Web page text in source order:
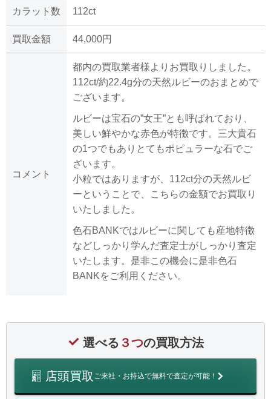
カラット数 112ct
買取金額 44,000円
コメント
都内の買取業者様よりお買取りしました。
112ct/約22.4g分の天然ルビーのおまとめで
ございます。
ルビーは宝石の”女王”とも呼ばれており、
美しい鮮やかな赤色が特徴です。三大貴石
の1つでもありとてもポピュラーな石でご
ざいます。
小粒ではありますが、112ct分の天然ルビ
ーということで、こちらの金額でお買取り
いたしました。
色石BANKではルビーに関しても産地特徴
などしっかり学んだ査定士がしっかり査定
いたします。是非この機会に是非色石
BANKをご利用ください。
選べる ３つの買取方法
店頭買取 ご来社・お持込で無料で査定が可能！